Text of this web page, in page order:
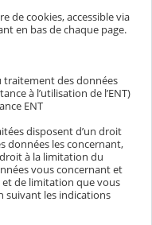
de cookies, accessible via
en bas de chaque page.
traitement des données
à l’utilisation de l’ENT)
ENT
disposent d’un droit
données les concernant,
à la limitation du
vous concernant et
et de limitation que vous
suivant les indications